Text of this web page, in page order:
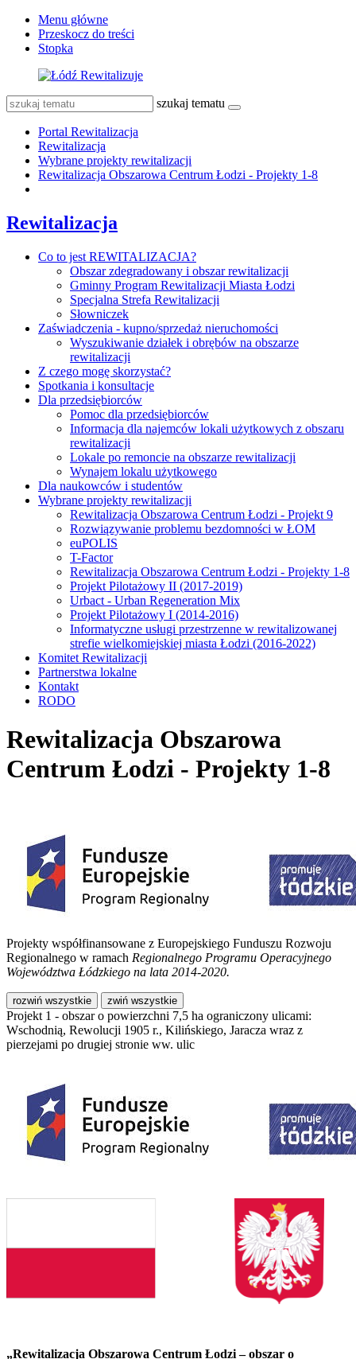
Menu główne
Przeskocz do treści
Stopka
szukaj tematu
Portal Rewitalizacja
Rewitalizacja
Wybrane projekty rewitalizacji
Rewitalizacja Obszarowa Centrum Łodzi - Projekty 1-8
Rewitalizacja
Co to jest REWITALIZACJA?
Obszar zdegradowany i obszar rewitalizacji
Gminny Program Rewitalizacji Miasta Łodzi
Specjalna Strefa Rewitalizacji
Słowniczek
Zaświadczenia - kupno/sprzedaż nieruchomości
Wyszukiwanie działek i obrębów na obszarze
rewitalizacji
Z czego mogę skorzystać?
Spotkania i konsultacje
Dla przedsiębiorców
Pomoc dla przedsiębiorców
Informacja dla najemców lokali użytkowych z obszaru
rewitalizacji
Lokale po remoncie na obszarze rewitalizacji
Wynajem lokalu użytkowego
Dla naukowców i studentów
Wybrane projekty rewitalizacji
Rewitalizacja Obszarowa Centrum Łodzi - Projekt 9
Rozwiązywanie problemu bezdomności w ŁOM
euPOLIS
T-Factor
Rewitalizacja Obszarowa Centrum Łodzi - Projekty 1-8
Projekt Pilotażowy II (2017-2019)
Urbact - Urban Regeneration Mix
Projekt Pilotażowy I (2014-2016)
Informatyczne usługi przestrzenne w rewitalizowanej
strefie wielkomiejskiej miasta Łodzi (2016-2022)
Komitet Rewitalizacji
Partnerstwa lokalne
Kontakt
RODO
Rewitalizacja Obszarowa
Centrum Łodzi - Projekty 1-8
Projekty współfinansowane z Europejskiego Funduszu Rozwoju
Regionalnego w ramach Regionalnego Programu Operacyjnego
Województwa Łódzkiego na lata 2014-2020.
rozwiń wszystkie zwiń wszystkie
Projekt 1 - obszar o powierzchni 7,5 ha ograniczony ulicami:
Wschodnią, Rewolucji 1905 r., Kilińskiego, Jaracza wraz z
pierzejami po drugiej stronie ww. ulic
„Rewitalizacja Obszarowa Centrum Łodzi – obszar o